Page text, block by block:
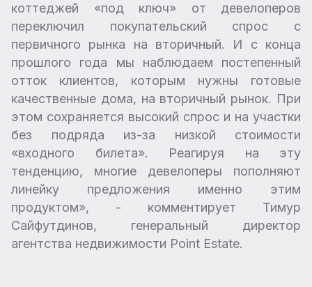
коттеджей «под ключ» от девелоперов
переключил покупательский спрос с
первичного рынка на вторичный. И с конца
прошлого года мы наблюдаем постепенный
отток клиентов, которым нужны готовые
качественные дома, на вторичный рынок. При
этом сохраняется высокий спрос и на участки
без подряда из-за низкой стоимости
«входного билета». Реагируя на эту
тенденцию, многие девелоперы пополняют
линейку предложения именно этим
продуктом», - комментирует Тимур
Сайфутдинов, генеральный директор
агентства недвижимости Point Estate.